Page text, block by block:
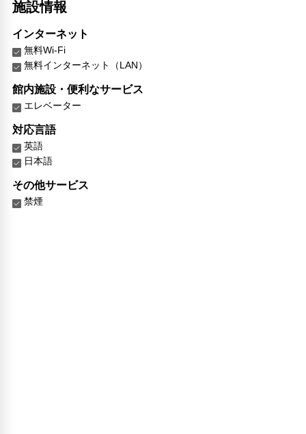
施設情報
インターネット
無料Wi-Fi
無料インターネット（LAN）
館内施設・便利なサービス
エレベーター
対応言語
英語
日本語
その他サービス
禁煙